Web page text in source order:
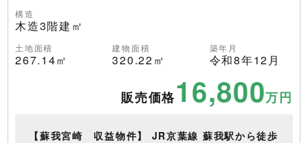
構造
木造3階建㎡
土地面積
267.14㎡
建物面積
320.22㎡
築年月
令和8年12月
販売価格16,800万円
【蘇我宮崎 収益物件】 JR京葉線 蘇我駅から徒歩